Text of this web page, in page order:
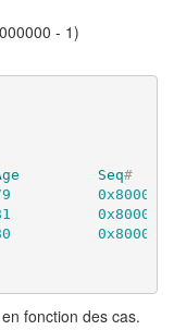
- 1)
Seq#
fonction des cas.